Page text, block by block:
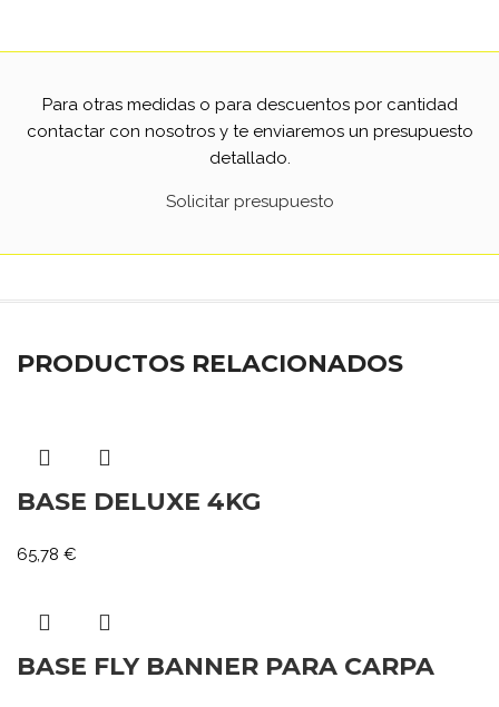
Para otras medidas o para descuentos por cantidad
contactar con nosotros y te enviaremos un presupuesto
detallado.
Solicitar presupuesto
PRODUCTOS RELACIONADOS
BASE DELUXE 4KG
65,78 €
BASE FLY BANNER PARA CARPA